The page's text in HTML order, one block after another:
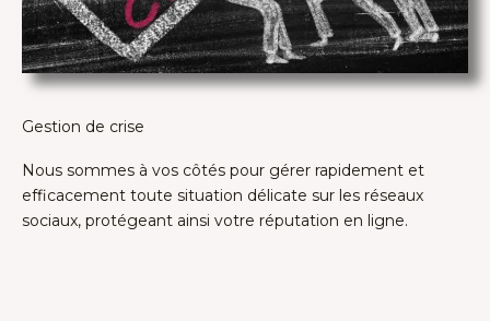
Gestion de crise
Nous sommes à vos côtés pour gérer rapidement et
efficacement toute situation délicate sur les réseaux
sociaux, protégeant ainsi votre réputation en ligne.